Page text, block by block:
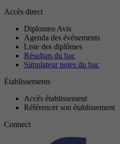
Accès direct
Diplomeo Avis
Agenda des événements
Liste des diplômes
Résultats du bac
Simulateur notes du bac
Établissements
Accès établissement
Référencer son établissement
Connect